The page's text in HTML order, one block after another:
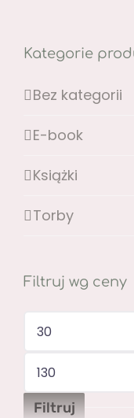
Kategorie
Bez kategorii
E-book
Książki
Torby
Filtruj wg ceny
Cena
Cena
Filtruj